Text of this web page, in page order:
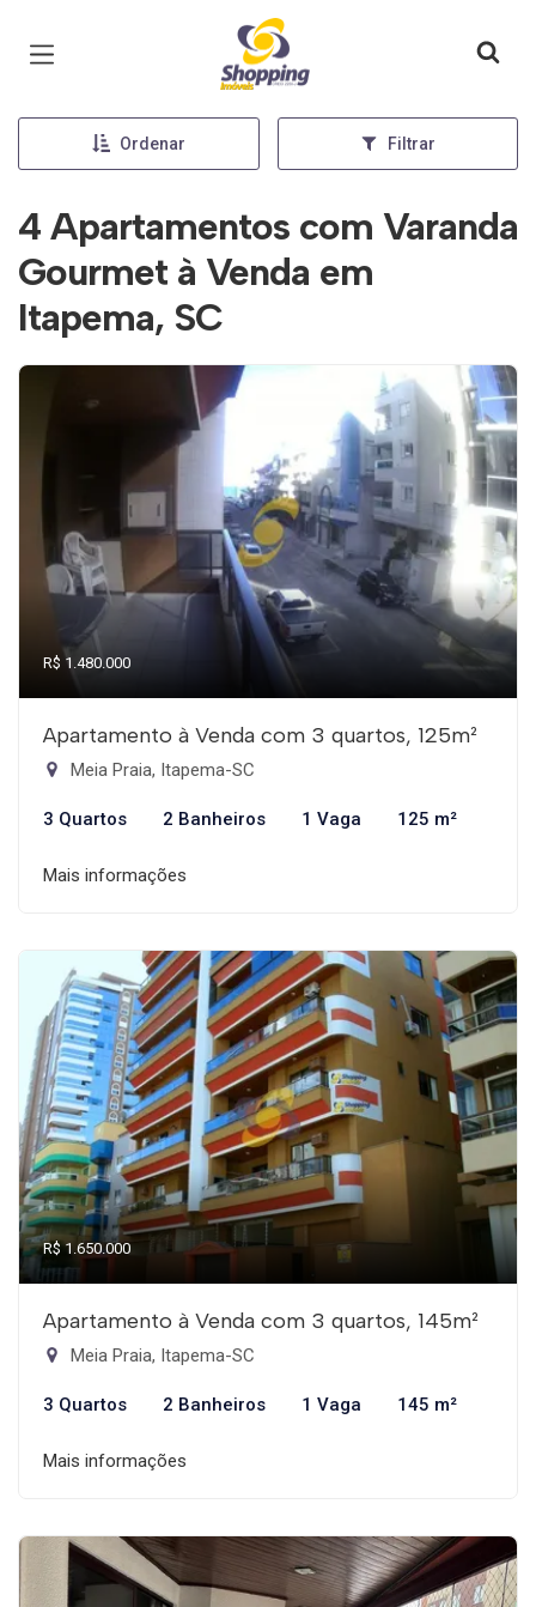
Página inicial
Ordenar Filtrar
4 Apartamentos com Varanda
Gourmet à Venda em
Itapema, SC
R$ 1.480.000
Apartamento à Venda com 3 quartos, 125m²
Meia Praia, Itapema-SC
3 Quartos 2 Banheiros 1 Vaga 125 m²
Mais informações
R$ 1.650.000
Apartamento à Venda com 3 quartos, 145m²
Meia Praia, Itapema-SC
3 Quartos 2 Banheiros 1 Vaga 145 m²
Mais informações